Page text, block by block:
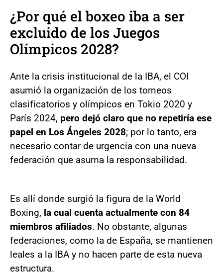
¿Por qué el boxeo iba a ser
excluido de los Juegos
Olímpicos 2028?
Ante la crisis institucional de la IBA, el COI
asumió la organización de los torneos
clasificatorios y olímpicos en Tokio 2020 y
París 2024, pero dejó claro que no repetiría ese
papel en Los Ángeles 2028; por lo tanto, era
necesario contar de urgencia con una nueva
federación que asuma la responsabilidad.
Es allí donde surgió la figura de la World
Boxing, la cual cuenta actualmente con 84
miembros afiliados. No obstante, algunas
federaciones, como la de España, se mantienen
leales a la IBA y no hacen parte de esta nueva
estructura.